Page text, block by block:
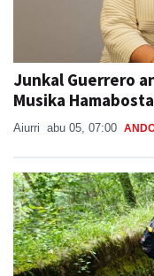
Junkal Guerrero
Musika
Aiurri abu 05, 07:00